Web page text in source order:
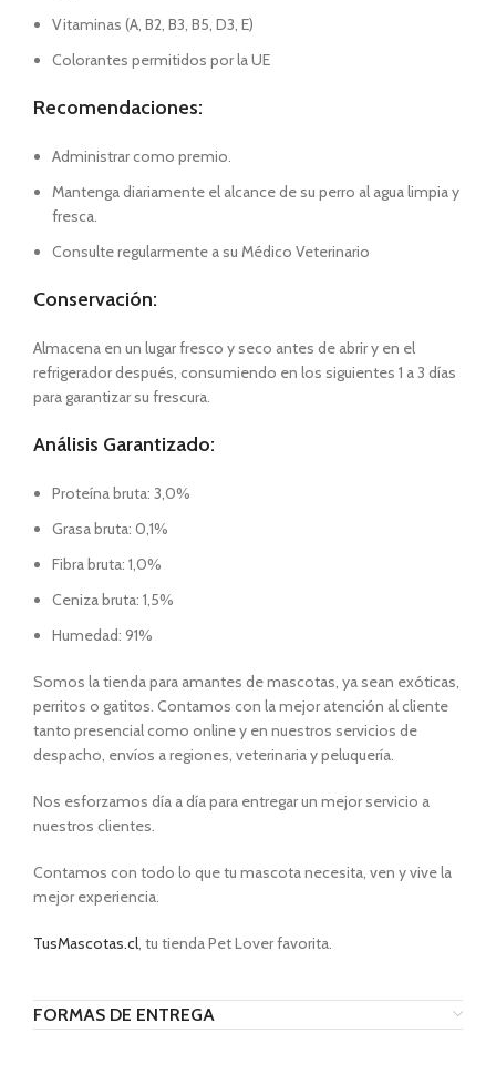
Vitaminas (A, B2, B3, B5, D3, E)
Colorantes permitidos por la UE
Recomendaciones:
Administrar como premio.
Mantenga diariamente el alcance de su perro al agua limpia y
fresca.
Consulte regularmente a su Médico Veterinario
Conservación:
Almacena en un lugar fresco y seco antes de abrir y en el
refrigerador después, consumiendo en los siguientes 1 a 3 días
para garantizar su frescura.
Análisis Garantizado:
Proteína bruta: 3,0%
Grasa bruta: 0,1%
Fibra bruta: 1,0%
Ceniza bruta: 1,5%
Humedad: 91%
Somos la tienda para amantes de mascotas, ya sean exóticas,
perritos o gatitos. Contamos con la mejor atención al cliente
tanto presencial como online y en nuestros servicios de
despacho, envíos a regiones, veterinaria y peluquería.
Nos esforzamos día a día para entregar un mejor servicio a
nuestros clientes.
Contamos con todo lo que tu mascota necesita, ven y vive la
mejor experiencia.
TusMascotas.cl, tu tienda Pet Lover favorita.
FORMAS DE ENTREGA